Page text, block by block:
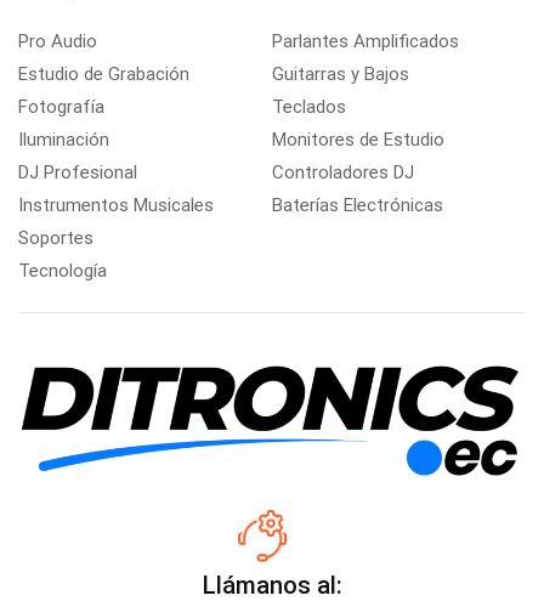
Pro Audio
Estudio de Grabación
Fotografía
Iluminación
DJ Profesional
Instrumentos Musicales
Soportes
Tecnología
Parlantes Amplificados
Guitarras y Bajos
Teclados
Monitores de Estudio
Controladores DJ
Baterías Electrónicas
Llámanos al: